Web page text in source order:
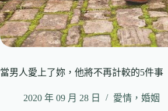
當男人愛上了妳，他將不再計較的5件事
2020 年 09 月 28 日 愛情，婚姻